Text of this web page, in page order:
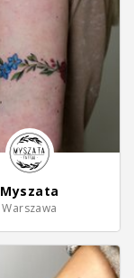
Myszata
Warszawa